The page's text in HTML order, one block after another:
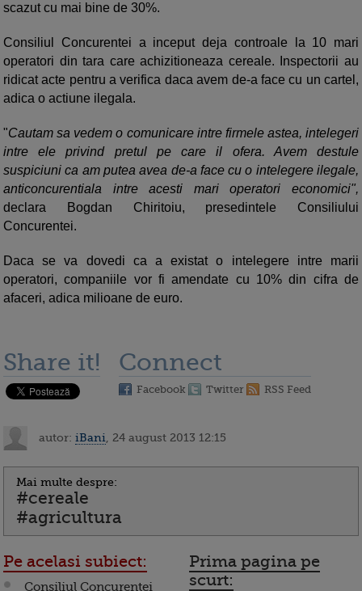
scazut cu mai bine de 30%.
Consiliul Concurentei a inceput deja controale la 10 mari
operatori din tara care achizitioneaza cereale. Inspectorii au
ridicat acte pentru a verifica daca avem de-a face cu un cartel,
adica o actiune ilegala.
"Cautam sa vedem o comunicare intre firmele astea, intelegeri
intre ele privind pretul pe care il ofera. Avem destule
suspiciuni ca am putea avea de-a face cu o intelegere ilegale,
anticoncurentiala intre acesti mari operatori economici",
declara Bogdan Chiritoiu, presedintele Consiliului
Concurentei.
Daca se va dovedi ca a existat o intelegere intre marii
operatori, companiile vor fi amendate cu 10% din cifra de
afaceri, adica milioane de euro.
Share it! Connect
Facebook Twitter RSS Feed
autor: iBani , 24 august 2013 12:15
Mai multe despre:
#cereale
#agricultura
Pe acelasi subiect:
Consiliul Concurentei
Prima pagina pe
scurt: